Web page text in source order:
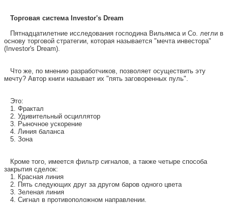
Торговая система Investor's Dream
Пятнадцатилетние исследования господина Вильямса и Co. легли в
основу торговой стратегии, которая называется "мечта инвестора"
(Investor's Dream).
Что же, по мнению разработчиков, позволяет осуществить эту
мечту? Автор книги называет их "пять заговоренных пуль".
Это:
1. Фрактал
2. Удивительный осциллятор
3. Рыночное ускорение
4. Линия баланса
5. Зона
Кроме того, имеется фильтр сигналов, а также четыре способа
закрытия сделок:
1. Красная линия
2. Пять следующих друг за другом баров одного цвета
3. Зеленая линия
4. Сигнал в противоположном направлении.